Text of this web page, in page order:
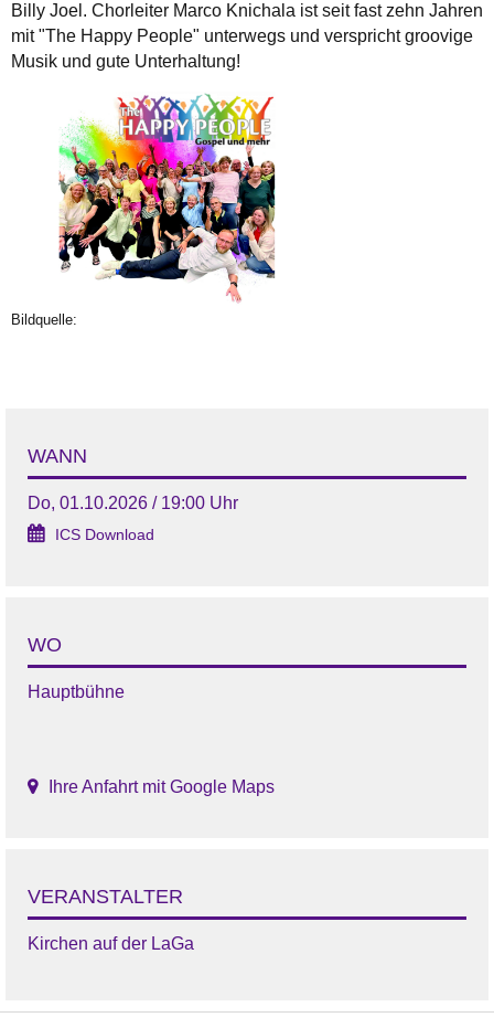
Billy Joel. Chorleiter Marco Knichala ist seit fast zehn Jahren
mit "The Happy People" unterwegs und verspricht groovige
Musik und gute Unterhaltung!
Bildquelle:
WANN
Do, 01.10.2026 / 19:00 Uhr
ICS Download
WO
Hauptbühne
Ihre Anfahrt mit Google Maps
VERANSTALTER
Kirchen auf der LaGa